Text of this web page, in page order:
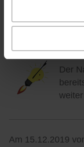
Schwierigkeiten
Der
Am 15.12.2019